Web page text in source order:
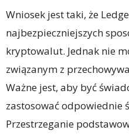
Wniosek jest taki, że
najbezpieczniejszych
kryptowalut. Jednak nie
związanym z
Ważne jest, aby być
zastosować odpowiednie
Przestrzeganie